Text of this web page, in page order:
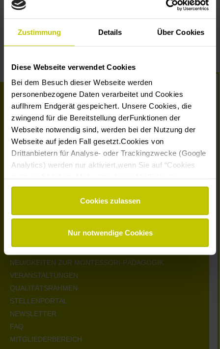
Zustimmung Details Über Cookies
Diese Webseite verwendet Cookies
Bei dem Besuch dieser Webseite werden
personenbezogene Daten verarbeitet und Cookies
aufIhrem Endgerät gespeichert. Unsere Cookies, die
zwingend für die Bereitstellung derFunktionen der
Webseite notwendig sind, werden bei der Nutzung der
Webseite auf jeden Fall gesetzt.Cookies von
Drittanbietern für Analyse- oder Trackingzwecke (Google
Analytics) werden nur aktiviert,wenn Sie auf “Cookies
Möglichkeit,die Einwilligungserklärung zu widerrufen)
erfahren Sie in unsererDatenschutzerklärung
Impressum
Cookies zulassen
Nur notwendige Cookies
Hier erfahren Sie mehr über die
Montessori Deutschland
vertritt und vernetzt Montessori-
Jugendlichen Räume zu schaffen, in denen sie ihr
individuelles Potential entfalten und sich in der Welt von
KONTAKT
NEUIGKEITEN ZUR MONTESSORI-PÄDAGOGIK
VERANSTALTUNGEN
QUALITÄTSRAHMEN
STELLENPORTAL
NEWSLETTER
FAQ
MITGLIEDERBEREICH